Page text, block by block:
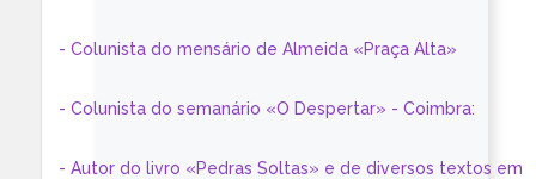
- Colunista do mensário de Almeida «Praça Alta»
- Colunista do semanário «O Despertar» - Coimbra:
- Autor do livro «Pedras Soltas» e de diversos textos em